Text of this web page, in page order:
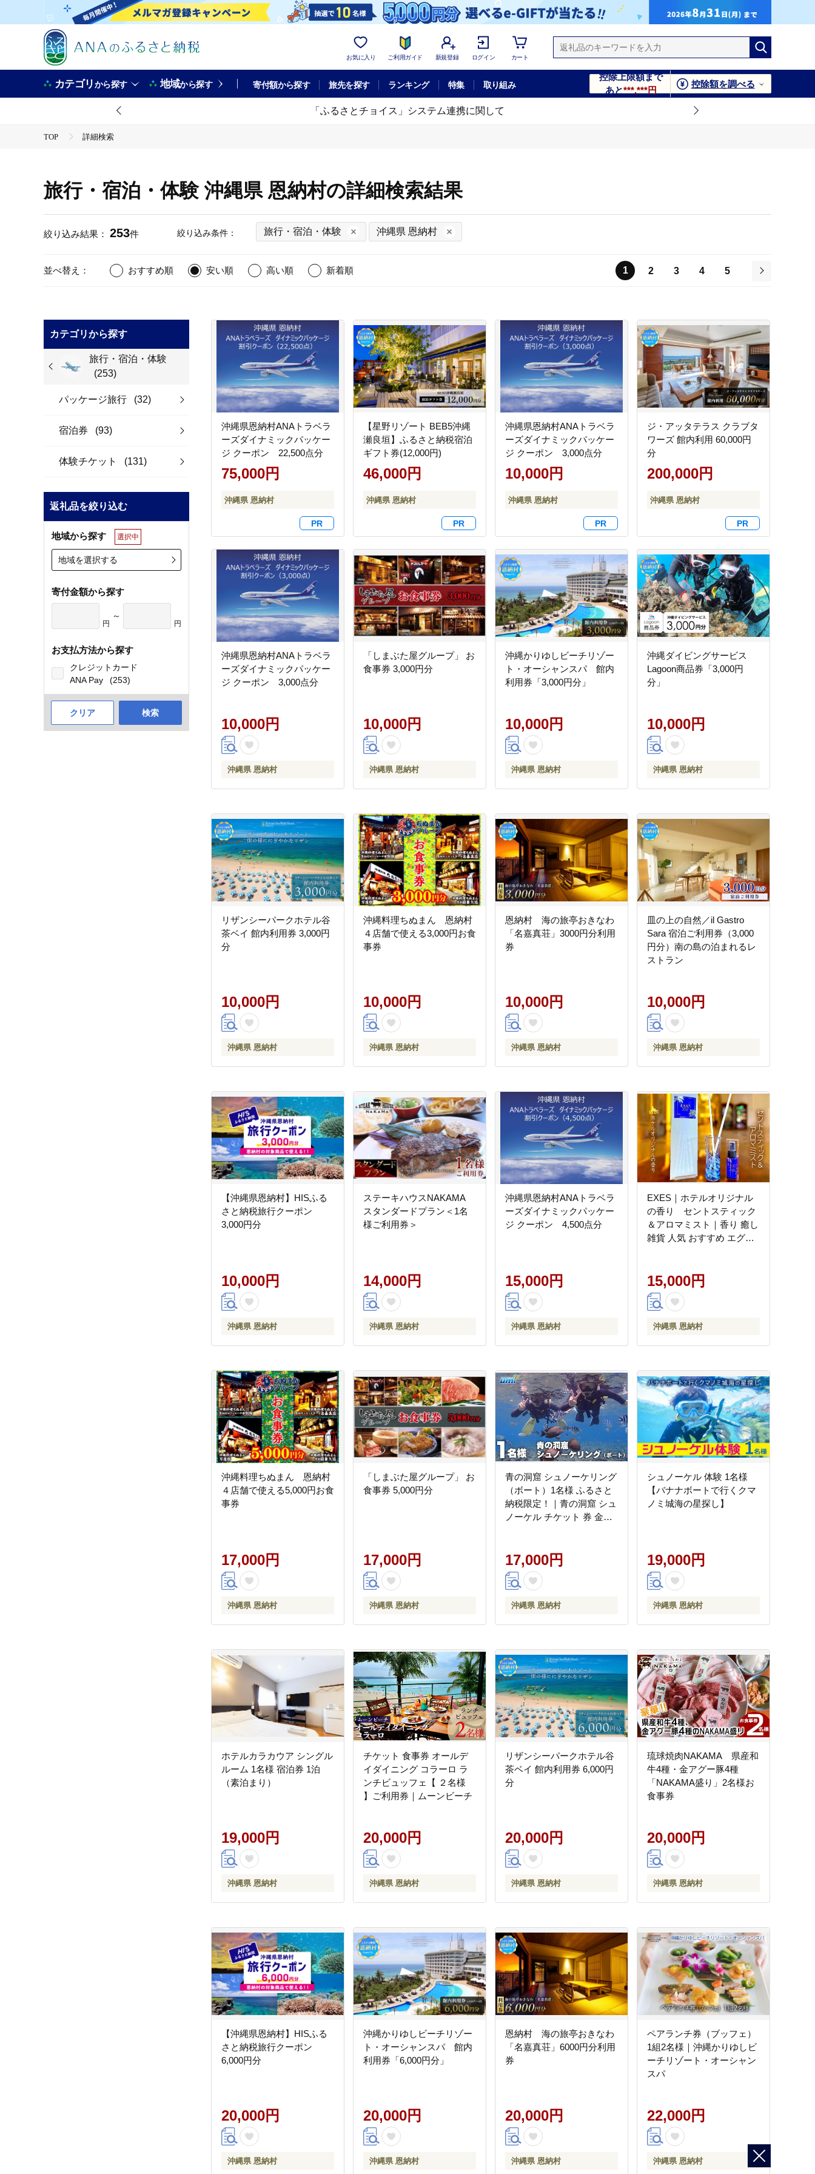
お気に入り ご利用ガイド 新規登録 ログイン カート
カテゴリから探す 地域から探す 寄付額から探す 旅先を探す ランキング 特集 取り組み
控除上限額まで
あと***,***円
控除額を調べる
「ふるさとチョイス」システム連携に関して
TOP 詳細検索
旅行・宿泊・体験 沖縄県 恩納村の詳細検索結果
絞り込み結果： 253件 絞り込み条件： 旅行・宿泊・体験 沖縄県 恩納村
並べ替え： おすすめ順 安い順 高い順 新着順 1 2 3 4
5
カテゴリから探す
旅行・宿泊・体験
(253)
パッケージ旅行 (32)
宿泊券 (93)
体験チケット (131)
返礼品を絞り込む
地域から探す 選択中
地域を選択する
寄付金額から探す
円
～
円
お支払方法から探す
クレジットカード
ANA Pay
(253)
クリア 検索
沖縄県恩納村ANAトラベラ
ーズダイナミックパッケー
ジ クーポン 22,500点分
75,000円
沖縄県 恩納村
【星野リゾート BEB5沖縄
瀬良垣】ふるさと納税宿泊
ギフト券(12,000円)
46,000円
沖縄県 恩納村
沖縄県恩納村ANAトラベラ
ーズダイナミックパッケー
ジ クーポン 3,000点分
10,000円
沖縄県 恩納村
ジ・アッタテラス クラブタ
ワーズ 館内利用 60,000円
分
200,000円
沖縄県 恩納村
沖縄県恩納村ANAトラベラ
ーズダイナミックパッケー
ジ クーポン 3,000点分
10,000円
沖縄県 恩納村
「しまぶた屋グループ」 お
食事券 3,000円分
10,000円
沖縄県 恩納村
沖縄かりゆしビーチリゾー
ト・オーシャンスパ 館内
利用券「3,000円分」
10,000円
沖縄県 恩納村
沖縄ダイビングサービス
Lagoon商品券「3,000円
分」
10,000円
沖縄県 恩納村
リザンシーパークホテル谷
茶ベイ 館内利用券 3,000円
分
10,000円
沖縄県 恩納村
沖縄料理ちぬまん 恩納村
４店舗で使える3,000円お食
事券
10,000円
沖縄県 恩納村
恩納村 海の旅亭おきなわ
「名嘉真荘」3000円分利用
券
10,000円
沖縄県 恩納村
皿の上の自然／il Gastro
Sara 宿泊ご利用券（3,000
円分）南の島の泊まれるレ
ストラン
10,000円
沖縄県 恩納村
【沖縄県恩納村】HISふる
さと納税旅行クーポン
3,000円分
10,000円
沖縄県 恩納村
ステーキハウスNAKAMA
スタンダードプラン＜1名
様ご利用券＞
14,000円
沖縄県 恩納村
沖縄県恩納村ANAトラベラ
ーズダイナミックパッケー
ジ クーポン 4,500点分
15,000円
沖縄県 恩納村
EXES｜ホテルオリジナル
の香り セントスティック
＆アロマミスト｜香り 癒し
雑貨 人気 おすすめ エグゼ
15,000円
沖縄県 恩納村
沖縄料理ちぬまん 恩納村
４店舗で使える5,000円お食
事券
17,000円
沖縄県 恩納村
「しまぶた屋グループ」 お
食事券 5,000円分
17,000円
沖縄県 恩納村
青の洞窟 シュノーケリング
（ボート）1名様 ふるさと
納税限定！｜青の洞窟 シュ
ノーケル チケット 券 金券
17,000円
沖縄県 恩納村
シュノーケル 体験 1名様
【バナナボートで行くクマ
ノミ城海の星探し】
19,000円
沖縄県 恩納村
ホテルカラカウア シングル
ルーム 1名様 宿泊券 1泊
（素泊まり）
19,000円
沖縄県 恩納村
チケット 食事券 オールデ
イダイニング コラーロ ラ
ンチビュッフェ【 ２名様
】ご利用券｜ムーンビーチ
20,000円
沖縄県 恩納村
リザンシーパークホテル谷
茶ベイ 館内利用券 6,000円
分
20,000円
沖縄県 恩納村
琉球焼肉NAKAMA 県産和
牛4種・金アグー豚4種
「NAKAMA盛り」2名様お
食事券
20,000円
沖縄県 恩納村
【沖縄県恩納村】HISふる
さと納税旅行クーポン
6,000円分
20,000円
沖縄県 恩納村
沖縄かりゆしビーチリゾー
ト・オーシャンスパ 館内
利用券「6,000円分」
20,000円
沖縄県 恩納村
恩納村 海の旅亭おきなわ
「名嘉真荘」6000円分利用
券
20,000円
沖縄県 恩納村
ペアランチ券（ブッフェ）
1組2名様｜沖縄かりゆしビ
ーチリゾート・オーシャン
スパ
22,000円
沖縄県 恩納村